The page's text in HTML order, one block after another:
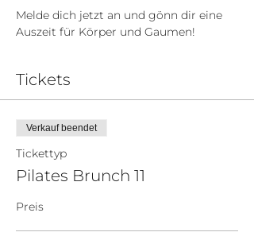
Melde dich jetzt an und gönn dir eine
Auszeit für Körper und Gaumen!
Tickets
Verkauf beendet
Tickettyp
Pilates Brunch 11
Preis